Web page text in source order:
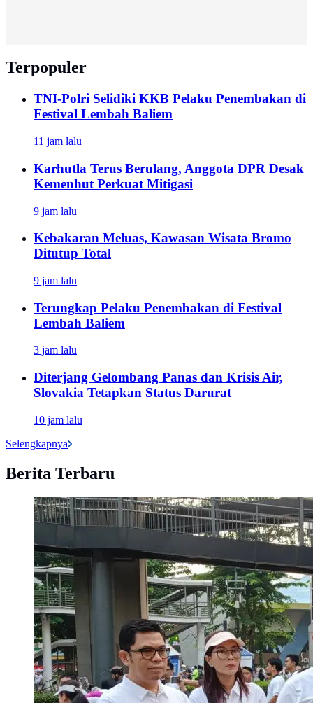
Terpopuler
TNI-Polri Selidiki KKB Pelaku Penembakan di
Festival Lembah Baliem
11 jam lalu
Karhutla Terus Berulang, Anggota DPR Desak
Kemenhut Perkuat Mitigasi
9 jam lalu
Kebakaran Meluas, Kawasan Wisata Bromo
Ditutup Total
9 jam lalu
Terungkap Pelaku Penembakan di Festival
Lembah Baliem
3 jam lalu
Diterjang Gelombang Panas dan Krisis Air,
Slovakia Tetapkan Status Darurat
10 jam lalu
Selengkapnya
Berita Terbaru